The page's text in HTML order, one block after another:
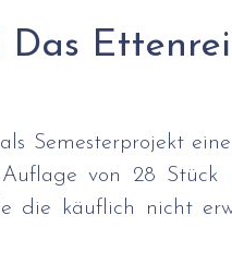
Tagesbetreuung
Das
Semesterprojekt
von 28 Stück
die käuflich nicht